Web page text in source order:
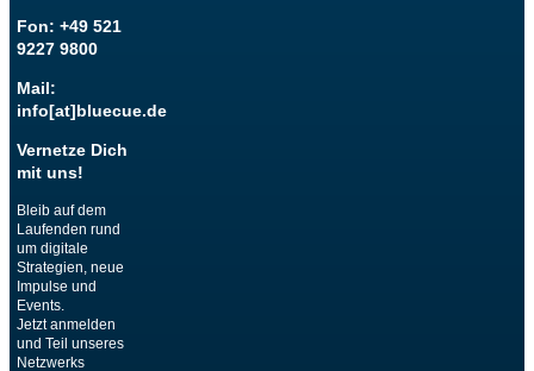
Fon: +49 521
9227 9800
Mail:
info[at]bluecue.de
Vernetze Dich
mit uns!
Bleib auf dem
Laufenden rund
um digitale
Strategien, neue
Impulse und
Events.
Jetzt anmelden
und Teil unseres
Netzwerks